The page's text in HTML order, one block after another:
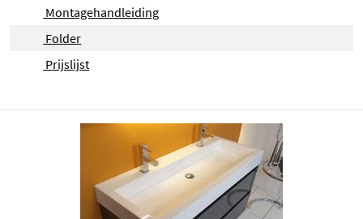
Montagehandleiding
Folder
Prijslijst